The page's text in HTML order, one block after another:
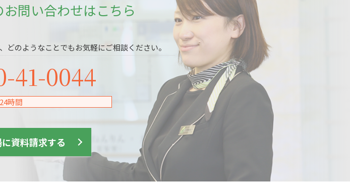
問い合わせはこちら
のようなことでもお気軽にご相談ください。
41-0044
24時間
資料請求する